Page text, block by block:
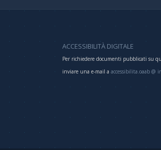
ACCESSIBILITÀ DIGITALE
Per richiedere documenti pubblicati su
inviare una e-mail a accessibilita.oaab @